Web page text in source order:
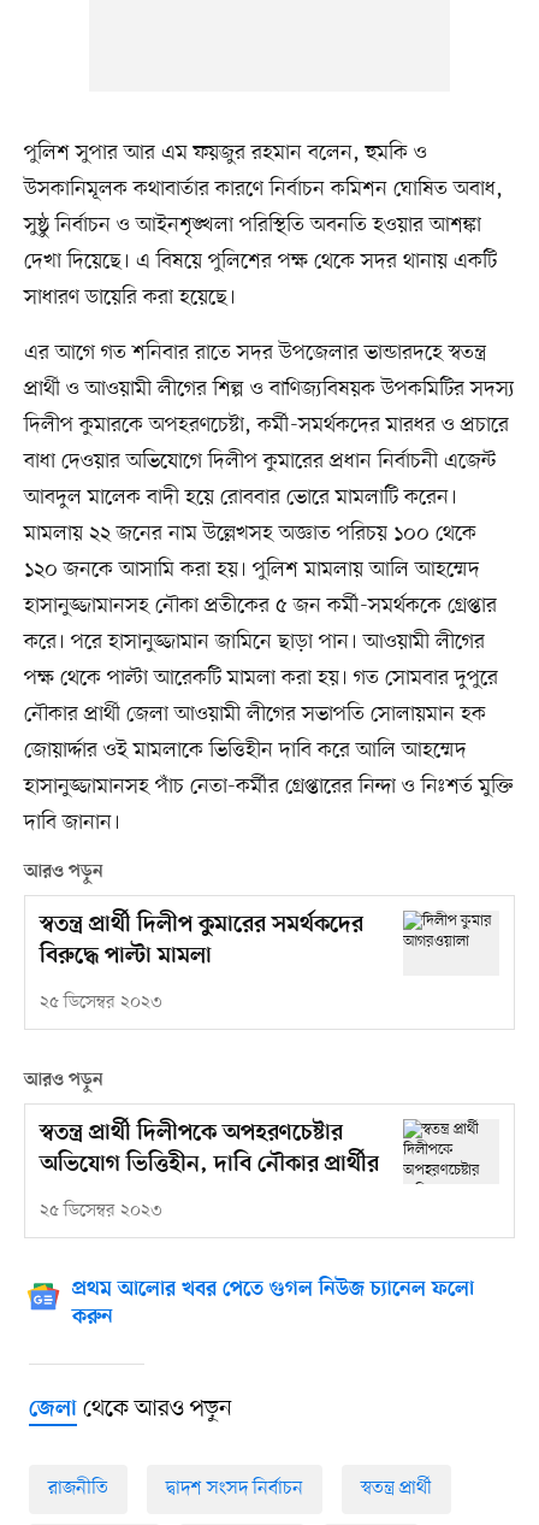
পুলিশ সুপার আর এম ফয়জুর রহমান বলেন, হুমকি ও
উসকানিমূলক কথাবার্তার কারণে নির্বাচন কমিশন ঘোষিত অবাধ,
সুষ্ঠু নির্বাচন ও আইনশৃঙ্খলা পরিস্থিতি অবনতি হওয়ার আশঙ্কা
দেখা দিয়েছে। এ বিষয়ে পুলিশের পক্ষ থেকে সদর থানায় একটি
সাধারণ ডায়েরি করা হয়েছে।
এর আগে গত শনিবার রাতে সদর উপজেলার ভান্ডারদহে স্বতন্ত্র
প্রার্থী ও আওয়ামী লীগের শিল্প ও বাণিজ্যবিষয়ক উপকমিটির সদস্য
দিলীপ কুমারকে অপহরণচেষ্টা, কর্মী-সমর্থকদের মারধর ও প্রচারে
বাধা দেওয়ার অভিযোগে দিলীপ কুমারের প্রধান নির্বাচনী এজেন্ট
আবদুল মালেক বাদী হয়ে রোববার ভোরে মামলাটি করেন।
মামলায় ২২ জনের নাম উল্লেখসহ অজ্ঞাত পরিচয় ১০০ থেকে
১২০ জনকে আসামি করা হয়। পুলিশ মামলায় আলি আহম্মেদ
হাসানুজ্জামানসহ নৌকা প্রতীকের ৫ জন কর্মী-সমর্থককে গ্রেপ্তার
করে। পরে হাসানুজ্জামান জামিনে ছাড়া পান। আওয়ামী লীগের
পক্ষ থেকে পাল্টা আরেকটি মামলা করা হয়। গত সোমবার দুপুরে
নৌকার প্রার্থী জেলা আওয়ামী লীগের সভাপতি সোলায়মান হক
জোয়ার্দ্দার ওই মামলাকে ভিত্তিহীন দাবি করে আলি আহম্মেদ
হাসানুজ্জামানসহ পাঁচ নেতা-কর্মীর গ্রেপ্তারের নিন্দা ও নিঃশর্ত মুক্তি
দাবি জানান।
আরও পড়ুন
স্বতন্ত্র প্রার্থী দিলীপ কুমারের সমর্থকদের
বিরুদ্ধে পাল্টা মামলা
২৫ ডিসেম্বর ২০২৩
আরও পড়ুন
স্বতন্ত্র প্রার্থী দিলীপকে অপহরণচেষ্টার
অভিযোগ ভিত্তিহীন, দাবি নৌকার প্রার্থীর
২৫ ডিসেম্বর ২০২৩
প্রথম আলোর খবর পেতে গুগল নিউজ চ্যানেল ফলো
করুন
জেলাথেকে আরও পড়ুন
রাজনীতি দ্বাদশ সংসদ নির্বাচন স্বতন্ত্র প্রার্থী